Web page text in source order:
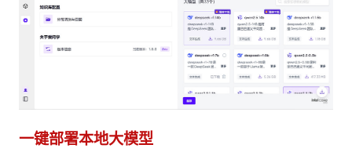
一键部署本地大模型